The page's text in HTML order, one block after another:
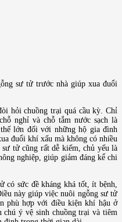
sư tử trước nhà giúp xua đuổi
hỏi chuồng trại quá cầu kỳ. Chỉ
nghỉ và chỗ tắm nước sạch là
lớn đối với những hộ gia đình
đuổi khí xấu mà không có nhiều
tử cũng rất dễ kiếm, chủ yếu là
nghiệp, giúp giảm đáng kể chi
có sức đề kháng khá tốt, ít bệnh,
này giúp việc nuôi ngỗng sư tử
phù hợp với điều kiện khí hậu ở
chú ý vệ sinh chuồng trại và tiêm